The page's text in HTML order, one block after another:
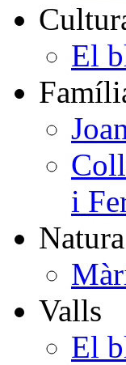
El
i
Natura
Valls
El